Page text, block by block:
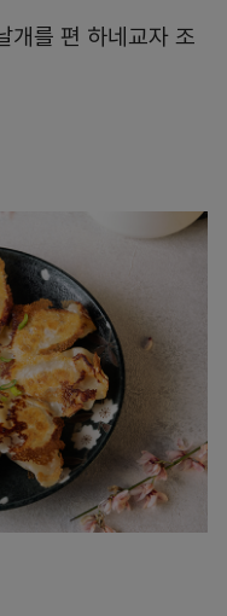
개를 편 하네교자 조